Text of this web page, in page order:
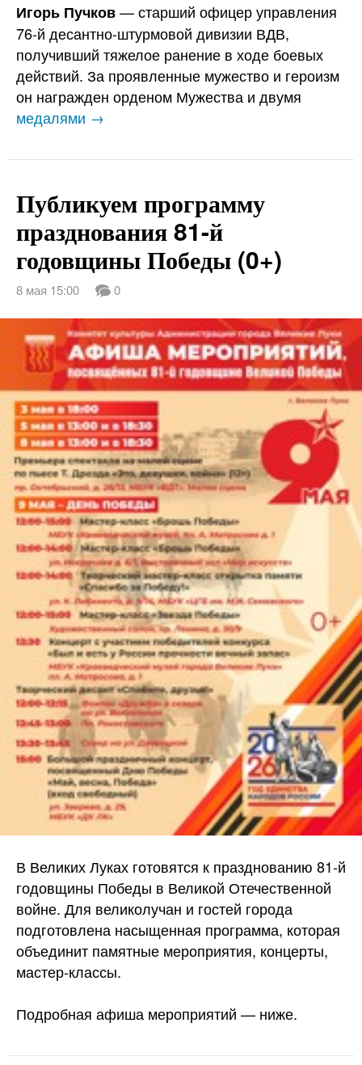
Игорь Пучков— старший офицер управления
76-й десантно-штурмовой дивизии ВДВ,
получивший тяжелое ранение в ходе боевых
действий. За проявленные мужество и героизм
он награжден орденом Мужества и двумя
медалями →
Публикуем программу
празднования 81-й
годовщины Победы (0+)
8 мая 15:00 0
В Великих Луках готовятся к празднованию 81-й
годовщины Победы в Великой Отечественной
войне. Для великолучан и гостей города
подготовлена насыщенная программа, которая
объединит памятные мероприятия, концерты,
мастер-классы.
Подробная афиша мероприятий — ниже.